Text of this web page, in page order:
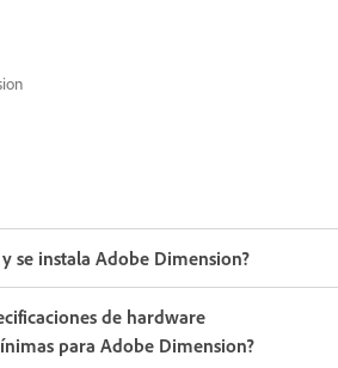
se instala Adobe Dimension?
de hardware
para Adobe Dimension?